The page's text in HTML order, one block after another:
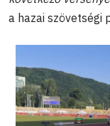
a hazai szövetségi